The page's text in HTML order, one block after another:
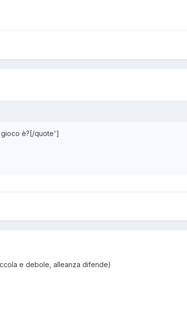
è?[/quote']
e debole, alleanza difende)